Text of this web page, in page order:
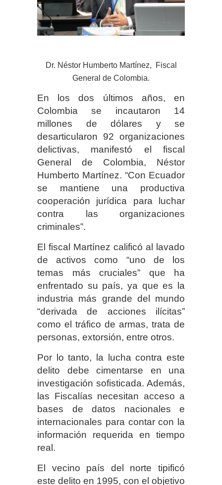
Dr. Néstor Humberto Martínez, Fiscal
General de Colombia.
En los dos últimos años, en
Colombia se incautaron 14
millones de dólares y se
desarticularon 92 organizaciones
delictivas, manifestó el fiscal
General de Colombia, Néstor
Humberto Martínez. “Con Ecuador
se mantiene una productiva
cooperación jurídica para luchar
contra las organizaciones
criminales”.
El fiscal Martínez calificó al lavado
de activos como “uno de los
temas más cruciales” que ha
enfrentado su país, ya que es la
industria más grande del mundo
“derivada de acciones ilícitas”
como el tráfico de armas, trata de
personas, extorsión, entre otros.
Por lo tanto, la lucha contra este
delito debe cimentarse en una
investigación sofisticada. Además,
las Fiscalías necesitan acceso a
bases de datos nacionales e
internacionales para contar con la
información requerida en tiempo
real.
El vecino país del norte tipificó
este delito en 1995, con el objetivo